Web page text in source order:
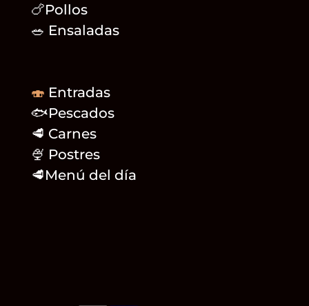
🍗Pollos
🥗 Ensaladas
🍣 Entradas
🐟Pescados
🥩 Carnes
🍨 Postres
🥩Menú del día